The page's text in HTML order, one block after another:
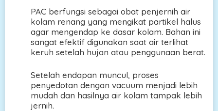
PAC berfungsi sebagai obat penjernih air
kolam renang yang mengikat partikel halus
agar mengendap ke dasar kolam. Bahan ini
sangat efektif digunakan saat air terlihat
keruh setelah hujan atau penggunaan berat.
Setelah endapan muncul, proses
penyedotan dengan vacuum menjadi lebih
mudah dan hasilnya air kolam tampak lebih
jernih.